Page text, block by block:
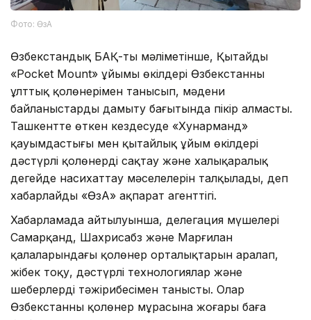
Фото: ӨзА
Өзбекстандық БАҚ-тың мәліметінше, Қытайдың
«Pocket Mount» ұйымы өкілдері Өзбекстанның
ұлттық қолөнерімен танысып, мәдени
байланыстарды дамыту бағытында пікір алмасты.
Ташкентте өткен кездесуде «Хунарманд»
қауымдастығы мен қытайлық ұйым өкілдері
дәстүрлі қолөнерді сақтау және халықаралық
деңгейде насихаттау мәселелерін талқылады, деп
хабарлайды «ӨзА» ақпарат агенттігі.
Хабарламада айтылуынша, делегация мүшелері
Самарқанд, Шахрисабз және Марғилан
қалаларындағы қолөнер орталықтарын аралап,
жібек тоқу, дәстүрлі технологиялар және
шеберлердің тәжірибесімен танысты. Олар
Өзбекстанның қолөнер мұрасына жоғары баға